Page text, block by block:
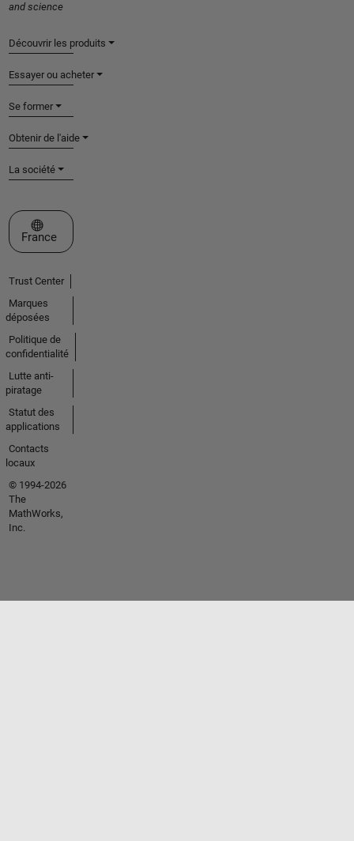
and science
Découvrir les produits
Essayer ou acheter
Se former
Obtenir de l'aide
La société
Sélectionner un site web
France
Trust Center
Marques
déposées
Politique de
confidentialité
Lutte anti-
piratage
Statut des
applications
Contacts
locaux
© 1994-2026
The
MathWorks,
Inc.